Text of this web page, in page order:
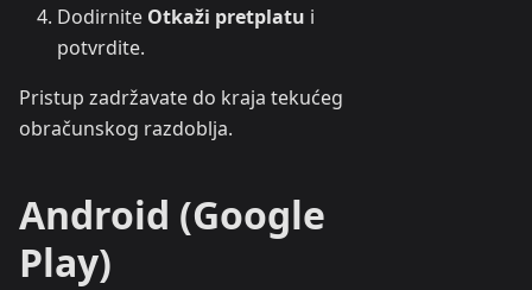
Dodirnite Otkaži pretplatu i
potvrdite.
Pristup zadržavate do kraja tekućeg
obračunskog razdoblja.
Android (Google
Play)